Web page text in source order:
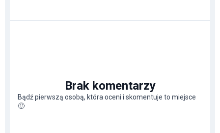
Brak komentarzy
Bądź pierwszą osobą, która oceni i skomentuje to miejsce
🙂